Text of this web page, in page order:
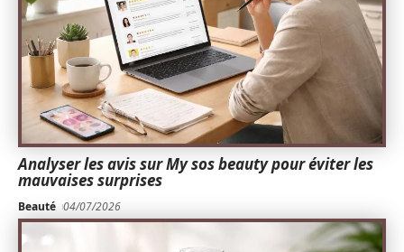
Analyser les avis sur My sos beauty pour éviter les
mauvaises surprises
Beauté 04/07/2026